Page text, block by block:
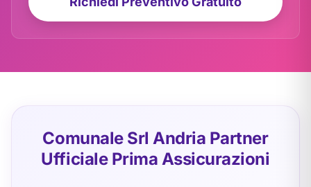
Comunale Srl Andria Partner
Ufficiale Prima Assicurazioni